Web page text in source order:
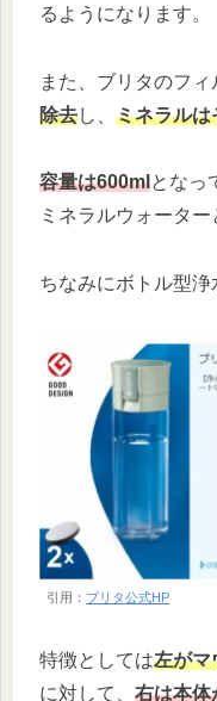
るようになります。
また、ブリタのフィ
除去し、 ミネラルは
容量は600mlとなっ
ミネラルウォーター
ちなみにボトル型浄
引用： ブリタ公式HP
特徴としては左がマ
に対して、 右は本体